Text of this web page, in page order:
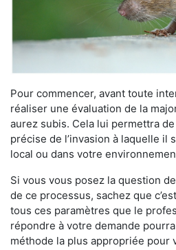
Pour commencer, avant toute
réaliser une évaluation de la
aurez subis. Cela lui permettra
précise de l’invasion à laquelle il
local ou dans votre
Si vous vous posez la question
de ce processus, sachez que
tous ces paramètres que le
répondre à votre demande
méthode la plus appropriée pour